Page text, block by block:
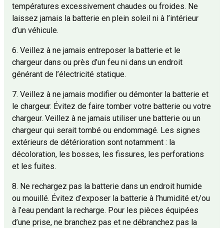
températures excessivement chaudes ou froides. Ne
laissez jamais la batterie en plein soleil ni à l’intérieur
d’un véhicule.
6. Veillez à ne jamais entreposer la batterie et le
chargeur dans ou près d’un feu ni dans un endroit
générant de l’électricité statique.
7. Veillez à ne jamais modifier ou démonter la batterie et
le chargeur. Évitez de faire tomber votre batterie ou votre
chargeur. Veillez à ne jamais utiliser une batterie ou un
chargeur qui serait tombé ou endommagé. Les signes
extérieurs de détérioration sont notamment : la
décoloration, les bosses, les fissures, les perforations
et les fuites.
8. Ne rechargez pas la batterie dans un endroit humide
ou mouillé. Évitez d’exposer la batterie à l’humidité et/ou
à l’eau pendant la recharge. Pour les pièces équipées
d’une prise, ne branchez pas et ne débranchez pas la